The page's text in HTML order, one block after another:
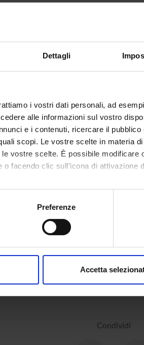
Dettagli
i vostri dati personali, ad
alle informazioni sul vostro
e i contenuti, ricercare il
scopi. Le vostre scelte in materia
vostre scelte. È possibile
o facendo clic sull'icona di attivazione
anche:
sulla tua posizione geografica, con
in qualsiasi momento dalla
Preferenze
Accetta
delle lezioni
Condividi